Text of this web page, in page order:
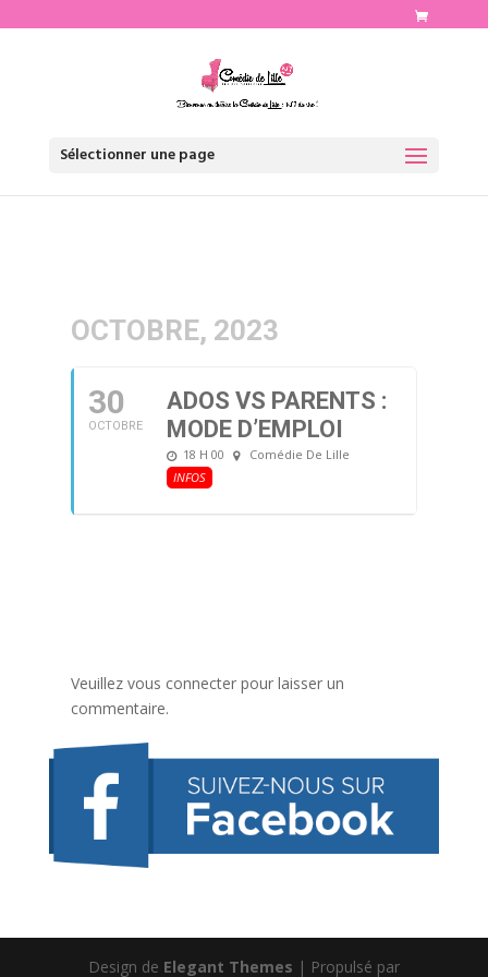
Sélectionner une page
OCTOBRE, 2023
30
OCTOBRE
ADOS VS PARENTS :
MODE D’EMPLOI
18 H 00
Comédie De Lille
INFOS
Veuillez vous connecter pour laisser un
commentaire.
Design de Elegant Themes | Propulsé par